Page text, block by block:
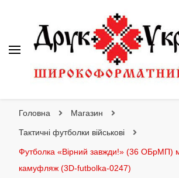
Головна Магазин
Тактичні футболки військові
Футболка «Вірний завжди!» (36 ОБрМП)
камуфляж (3D-futbolka-0247)